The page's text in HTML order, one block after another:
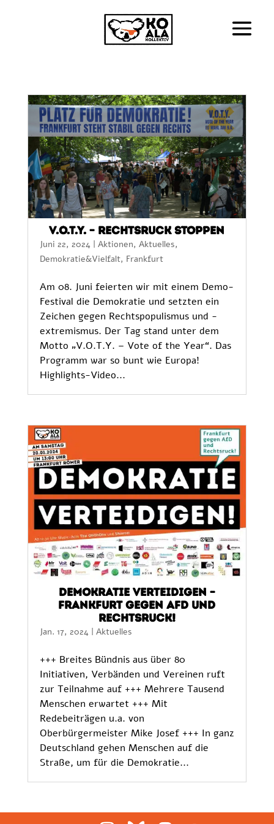
V.O.T.Y. – Rechtsruck stoppen
Juni 22, 2024| Aktionen, Aktuelles,
Demokratie&Vielfalt, Frankfurt
Am 08. Juni feierten wir mit einem Demo-
Festival die Demokratie und setzten ein
Zeichen gegen Rechtspopulismus und -
extremismus. Der Tag stand unter dem
Motto „V.O.T.Y. – Vote of the Year“. Das
Programm war so bunt wie Europa!
Highlights-Video...
Demokratie verteidigen –
Frankfurt gegen AfD und
Rechtsruck!
Jan. 17, 2024| Aktuelles
+++ Breites Bündnis aus über 80
Initiativen, Verbänden und Vereinen ruft
zur Teilnahme auf +++ Mehrere Tausend
Menschen erwartet +++ Mit
Redebeiträgen u.a. von
Oberbürgermeister Mike Josef +++ In ganz
Deutschland gehen Menschen auf die
Straße, um für die Demokratie...